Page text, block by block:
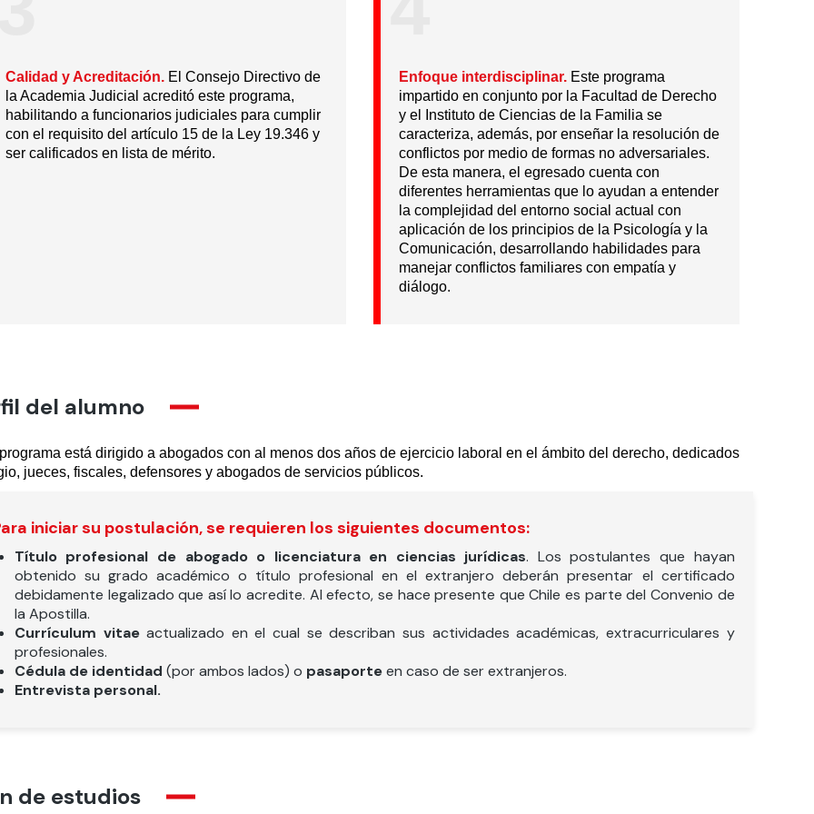
Calidad y Acreditación.El Consejo Directivo de
la Academia Judicial acreditó este programa,
habilitando a funcionarios judiciales para cumplir
con el requisito del artículo 15 de la Ley 19.346 y
ser calificados en lista de mérito.
Enfoque interdisciplinar. Este programa
impartido en conjunto por la Facultad de Derecho
y el Instituto de Ciencias de la Familia se
caracteriza, además, por enseñar la resolución de
conflictos por medio de formas no adversariales.
De esta manera, el egresado cuenta con
diferentes herramientas que lo ayudan a entender
la complejidad del entorno social actual con
aplicación de los principios de la Psicología y la
Comunicación, desarrollando habilidades para
manejar conflictos familiares con empatía y
diálogo.
del alumno
está dirigido a abogados con al menos dos años de ejercicio laboral en el ámbito del derecho, dedicados
jueces, fiscales, defensores y abogados de servicios públicos.
iniciar su postulación, se requieren los siguientes documentos:
Título profesional de abogado o licenciatura en ciencias jurídicas. Los postulantes que hayan
obtenido su grado académico o título profesional en el extranjero deberán presentar el certificado
debidamente legalizado que así lo acredite. Al efecto, se hace presente que Chile es parte del Convenio de
la Apostilla.
Currículum vitaeactualizado en el cual se describan sus actividades académicas, extracurriculares y
profesionales.
Cédula de identidad (por ambos lados) o pasaporteen caso de ser extranjeros.
Entrevista personal.
de estudios